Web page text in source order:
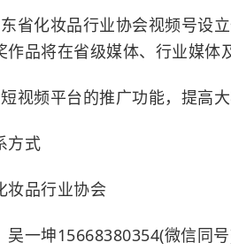
化妆品行业协会视频号设立
作品将在省级媒体、行业媒体
频平台的推广功能，提高大
方式
品行业协会
一坤15668380354(微信同